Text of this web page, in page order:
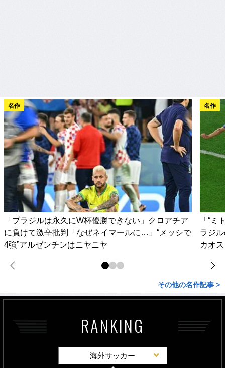
名作
「ブラジルは永久にW杯優勝できない」クロアチア
に負けて激辛批判「なぜネイマールに…」“メッシで
4強”アルゼンチンはニヤニヤ
名作
「“
ラジ
カオ
その他の名作記事 >
RANKING
海外サッカー